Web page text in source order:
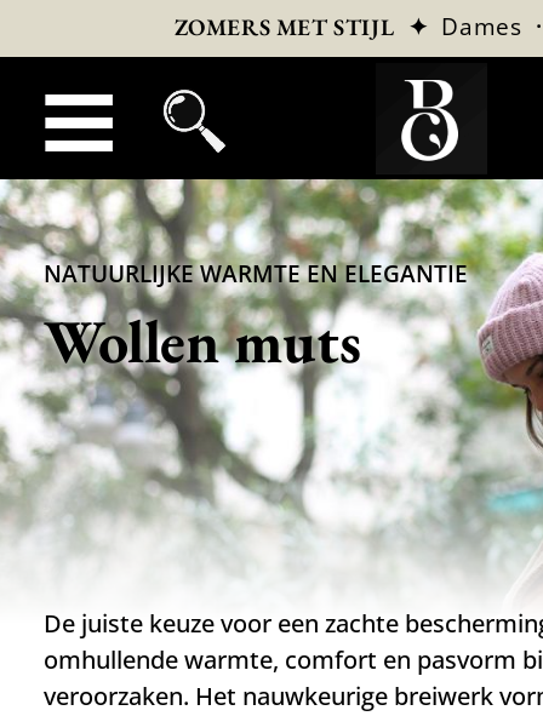
ZOMERS MET STIJL ✦ Dames
NATUURLIJKE WARMTE EN ELEGANTIE
Wollen muts
De juiste keuze voor een zachte
omhullende warmte, comfort en pasvorm
veroorzaken. Het nauwkeurige breiwerk